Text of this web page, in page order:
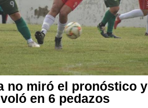
no miró el pronóstico
en 6 pedazos